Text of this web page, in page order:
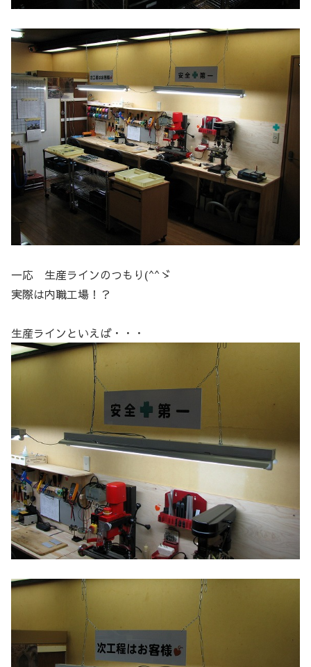
一応 生産ラインのつもり(^^ゞ
実際は内職工場！？
生産ラインといえば・・・